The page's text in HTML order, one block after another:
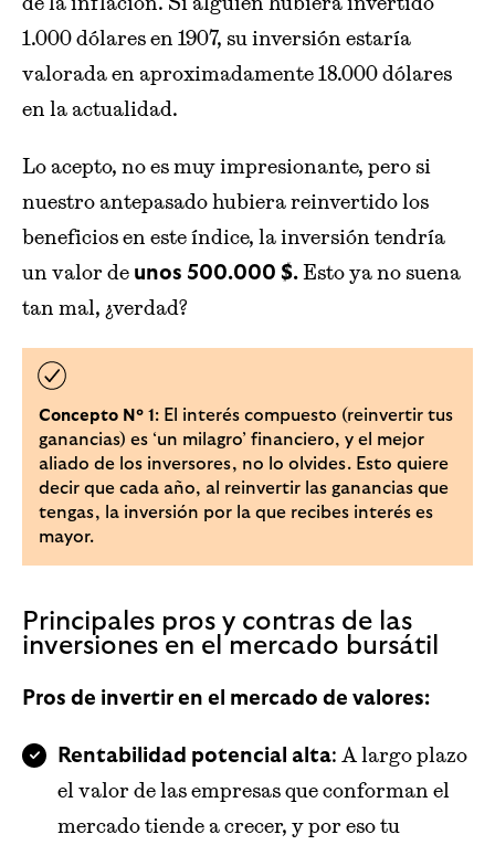
1.000 dólares en 1907, su inversión estaría
valorada en aproximadamente 18.000 dólares
en la actualidad.
Lo acepto, no es muy impresionante, pero si
nuestro antepasado hubiera reinvertido los
beneficios en este índice, la inversión tendría
un valor de unos 500.000 $. Esto ya no suena
tan mal, ¿verdad?
Concepto Nº 1 : El interés compuesto (reinvertir tus
ganancias) es ‘un milagro’ financiero, y el mejor
aliado de los inversores, no lo olvides. Esto quiere
decir que cada año, al reinvertir las ganancias que
tengas, la inversión por la que recibes interés es
mayor.
Principales pros y contras de las
inversiones en el mercado bursátil
Pros de invertir en el mercado de valores:
Rentabilidad potencial alta: A largo plazo
el valor de las empresas que conforman el
mercado tiende a crecer, y por eso tu